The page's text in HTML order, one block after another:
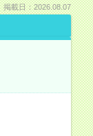
掲載日：2026.08.07